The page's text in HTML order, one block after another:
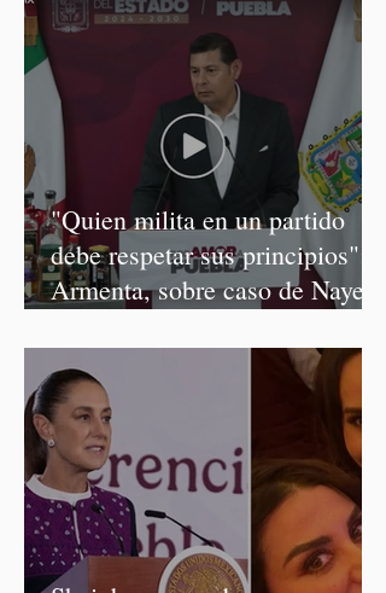
"Quien milita en un partido
debe respetar sus principios":
Armenta, sobre caso de Nayeli